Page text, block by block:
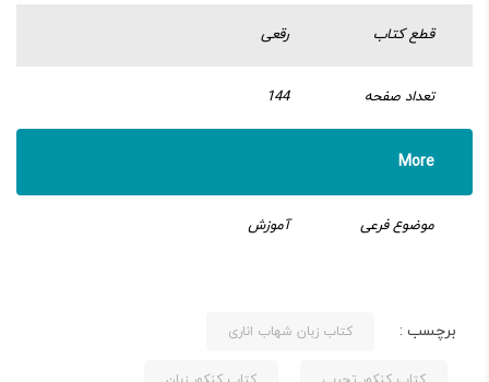
قطع کتاب رقعی
تعداد صفحه 144
More
موضوع فرعی آموزش
برچسب : کتاب زبان شهاب اناری